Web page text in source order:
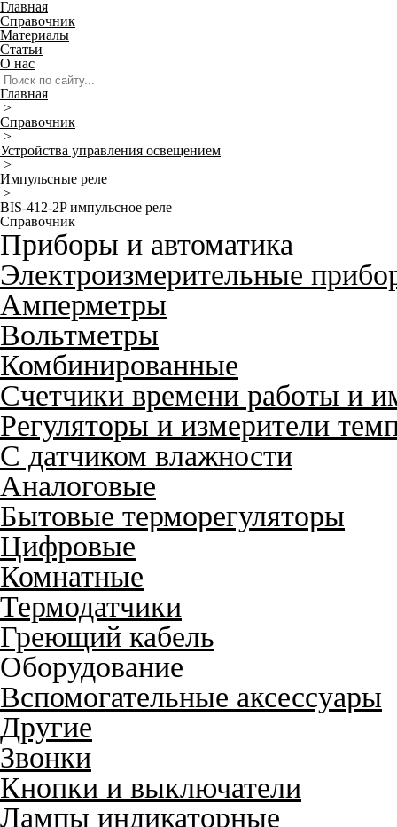
Главная
Справочник
Материалы
Статьи
О нас
Главная
>
Справочник
>
Устройства управления освещением
>
Импульсные реле
>
BIS-412-2P импульсное реле
Справочник
Приборы и автоматика
Электроизмерительные
Амперметры
Вольтметры
Комбинированные
Счетчики времени работы и
Регуляторы и измерители
С датчиком влажности
Аналоговые
Бытовые терморегуляторы
Цифровые
Комнатные
Термодатчики
Греющий кабель
Оборудование
Вспомогательные аксессуары
Другие
Звонки
Кнопки и выключатели
Лампы индикаторные